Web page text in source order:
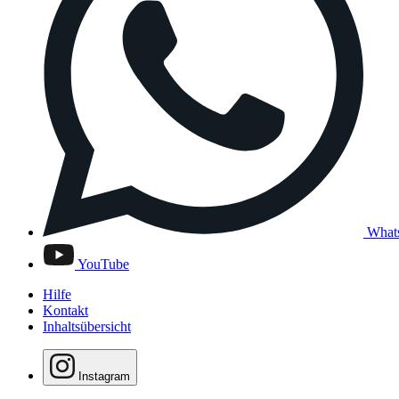
YouTube
Hilfe
Kontakt
Inhaltsübersicht
Instagram